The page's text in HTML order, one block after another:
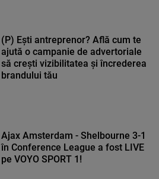
(P) Ești antreprenor? Află cum te
ajută o campanie de advertoriale
să crești vizibilitatea și încrederea
brandului tău
Ajax Amsterdam - Shelbourne 3-1
în Conference League a fost LIVE
pe VOYO SPORT 1!